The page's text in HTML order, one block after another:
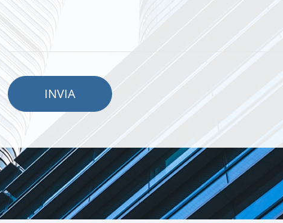
INVIA